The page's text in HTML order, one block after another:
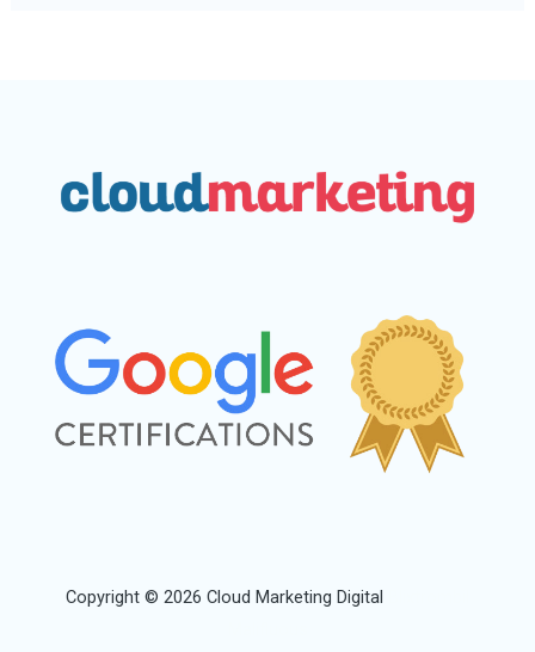
Copyright © 2026 Cloud Marketing Digital